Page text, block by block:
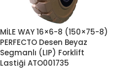
MİLE WAY 16×6-8 (150×75-8)
PERFECTO Desen Beyaz
Segmanlı (LIP) Forklift
Lastiği ATO001735